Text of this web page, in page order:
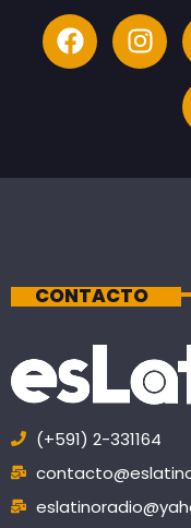
CONTACTO
(+591) 2-331164